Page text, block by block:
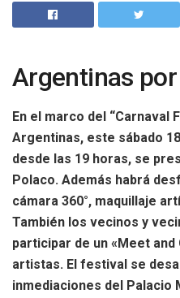
Argentinas
En el marco del “Carnaval
Argentinas, este sábado
desde las 19 horas, se
Polaco. Además habrá
cámara 360°, maquillaje
También los vecinos y
participar de un «Meet
artistas. El festival se
inmediaciones del Palacio